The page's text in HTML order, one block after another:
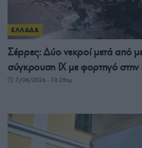
ΕΛΛΑΔΑ
Σέρρες: Δύο νεκροί μετά από
σύγκρουση ΙΧ με φορτηγό
7/08/2026 - 10:28πμ